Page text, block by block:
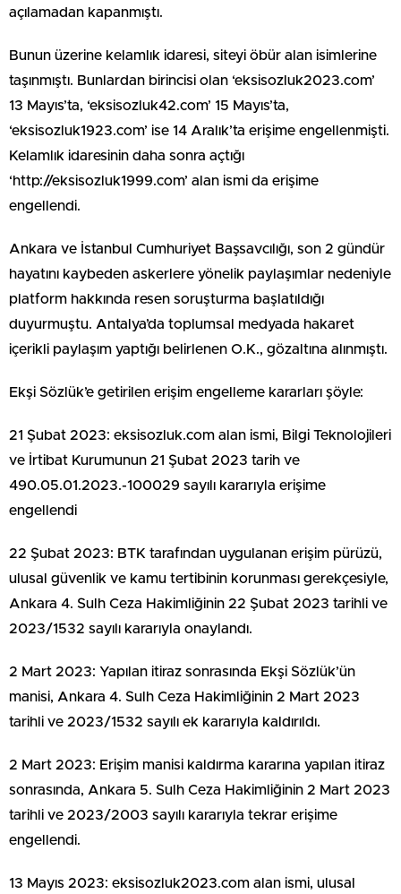
açılamadan kapanmıştı.
Bunun üzerine kelamlık idaresi, siteyi öbür alan isimlerine
taşınmıştı. Bunlardan birincisi olan ‘eksisozluk2023.com’
13 Mayıs’ta, ‘eksisozluk42.com’ 15 Mayıs’ta,
‘eksisozluk1923.com’ ise 14 Aralık’ta erişime engellenmişti.
Kelamlık idaresinin daha sonra açtığı
‘http://eksisozluk1999.com’ alan ismi da erişime
engellendi.
Ankara ve İstanbul Cumhuriyet Başsavcılığı, son 2 gündür
hayatını kaybeden askerlere yönelik paylaşımlar nedeniyle
platform hakkında resen soruşturma başlatıldığı
duyurmuştu. Antalya’da toplumsal medyada hakaret
içerikli paylaşım yaptığı belirlenen O.K., gözaltına alınmıştı.
Ekşi Sözlük’e getirilen erişim engelleme kararları şöyle:
21 Şubat 2023: eksisozluk.com alan ismi, Bilgi Teknolojileri
ve İrtibat Kurumunun 21 Şubat 2023 tarih ve
490.05.01.2023.-100029 sayılı kararıyla erişime
engellendi
22 Şubat 2023: BTK tarafından uygulanan erişim pürüzü,
ulusal güvenlik ve kamu tertibinin korunması gerekçesiyle,
Ankara 4. Sulh Ceza Hakimliğinin 22 Şubat 2023 tarihli ve
2023/1532 sayılı kararıyla onaylandı.
2 Mart 2023: Yapılan itiraz sonrasında Ekşi Sözlük’ün
manisi, Ankara 4. Sulh Ceza Hakimliğinin 2 Mart 2023
tarihli ve 2023/1532 sayılı ek kararıyla kaldırıldı.
2 Mart 2023: Erişim manisi kaldırma kararına yapılan itiraz
sonrasında, Ankara 5. Sulh Ceza Hakimliğinin 2 Mart 2023
tarihli ve 2023/2003 sayılı kararıyla tekrar erişime
engellendi.
13 Mayıs 2023: eksisozluk2023.com alan ismi, ulusal